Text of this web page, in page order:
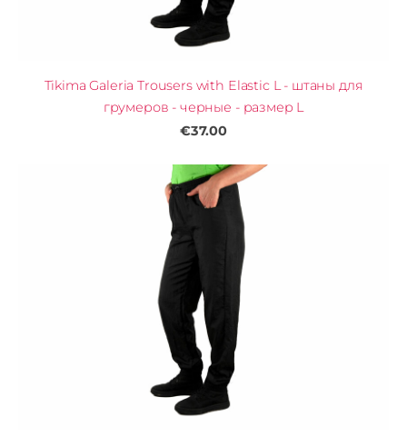
Tikima Galeria Trousers with Elastic L - штаны для
грумеров - черные - размер L
€37.00